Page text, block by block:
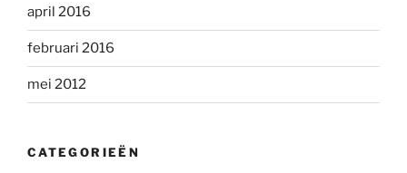
april 2016
februari 2016
mei 2012
CATEGORIEËN